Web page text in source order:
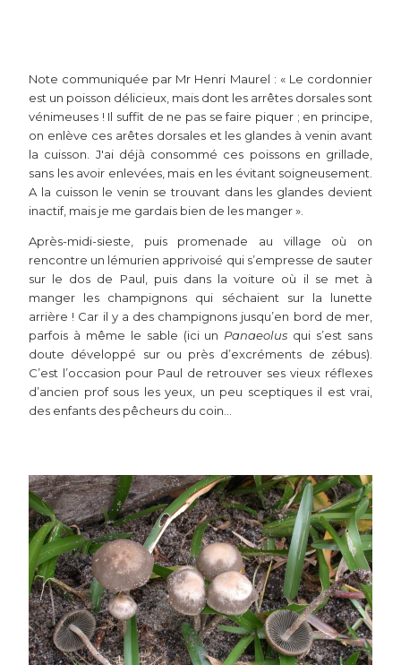
Note communiquée par Mr Henri Maurel : « Le cordonnier
est un poisson délicieux, mais dont les arrêtes dorsales sont
vénimeuses ! Il suffit de ne pas se faire piquer ; en principe,
on enlève ces arêtes dorsales et les glandes à venin avant
la cuisson. J'ai déjà consommé ces poissons en grillade,
sans les avoir enlevées, mais en les évitant soigneusement.
A la cuisson le venin se trouvant dans les glandes devient
inactif, mais je me gardais bien de les manger ».
Après-midi-sieste, puis promenade au village où on
rencontre un lémurien apprivoisé qui s’empresse de sauter
sur le dos de Paul, puis dans la voiture où il se met à
manger les champignons qui séchaient sur la lunette
arrière ! Car il y a des champignons jusqu’en bord de mer,
parfois à même le sable (ici un Panaeolus qui s’est sans
doute développé sur ou près d’excréments de zébus).
C’est l’occasion pour Paul de retrouver ses vieux réflexes
d’ancien prof sous les yeux, un peu sceptiques il est vrai,
des enfants des pêcheurs du coin...